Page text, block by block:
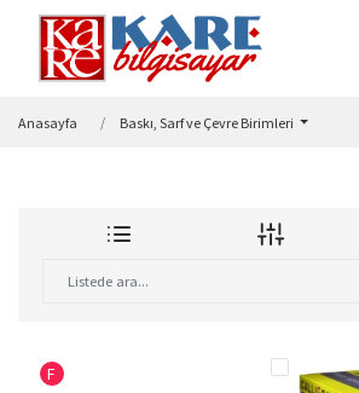
Anasayfa Baskı, Sarf ve Çevre Birimleri
F